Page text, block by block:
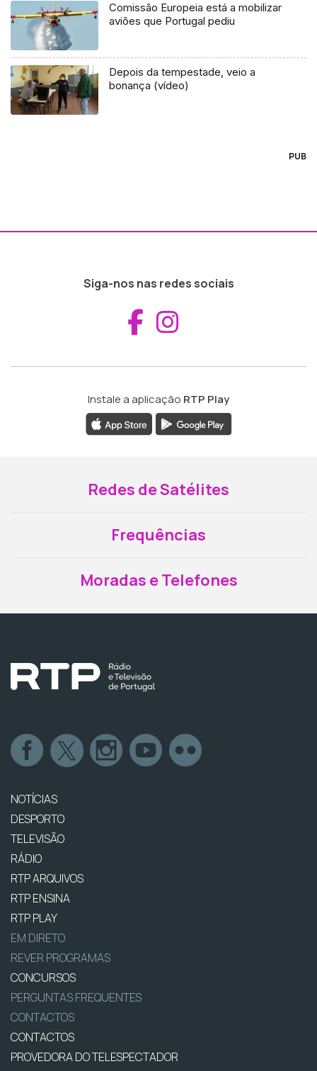
Comissão Europeia está a mobilizar
aviões que Portugal pediu
Depois da tempestade, veio a
bonança (vídeo)
PUB
Siga-nos nas redes sociais
Aceder ao
Instale a aplicação RTP Play
Redes de Satélites
Frequências
Moradas e Telefones
NOTÍCIAS
DESPORTO
TELEVISÃO
RÁDIO
RTP ARQUIVOS
RTP ENSINA
RTP PLAY
EM DIRETO
REVER PROGRAMAS
CONCURSOS
PERGUNTAS FREQUENTES
CONTACTOS
CONTACTOS
PROVEDORA DO TELESPECTADOR